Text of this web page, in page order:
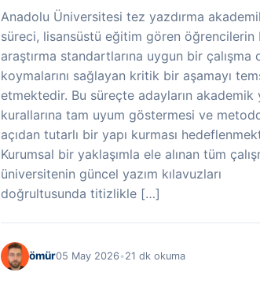
Anadolu Üniversitesi tez yazdırma
süreci, lisansüstü eğitim gören öğrencilerin
araştırma standartlarına uygun bir çalışma
koymalarını sağlayan kritik bir aşamayı
etmektedir. Bu süreçte adayların akademik
kurallarına tam uyum göstermesi ve
açıdan tutarlı bir yapı kurması
Kurumsal bir yaklaşımla ele alınan tüm
üniversitenin güncel yazım kılavuzları
doğrultusunda titizlikle […]
ömür05 May 2026 •21 dk okuma